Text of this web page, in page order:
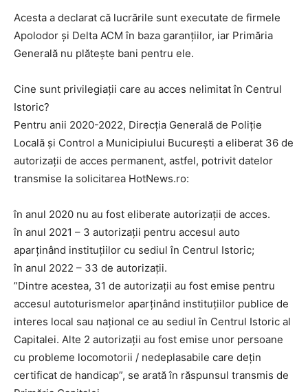
Acesta a declarat că lucrările sunt executate de firmele
Apolodor și Delta ACM în baza garanțiilor, iar Primăria
Generală nu plătește bani pentru ele.
Cine sunt privilegiații care au acces nelimitat în Centrul
Istoric?
Pentru anii 2020-2022, Direcția Generală de Poliție
Locală și Control a Municipiului București a eliberat 36 de
autorizații de acces permanent, astfel, potrivit datelor
transmise la solicitarea HotNews.ro:
în anul 2020 nu au fost eliberate autorizații de acces.
în anul 2021 – 3 autorizații pentru accesul auto
aparținând instituțiilor cu sediul în Centrul Istoric;
în anul 2022 – 33 de autorizații.
”Dintre acestea, 31 de autorizații au fost emise pentru
accesul autoturismelor aparținând instituțiilor publice de
interes local sau național ce au sediul în Centrul Istoric al
Capitalei. Alte 2 autorizații au fost emise unor persoane
cu probleme locomotorii / nedeplasabile care dețin
certificat de handicap”, se arată în răspunsul transmis de